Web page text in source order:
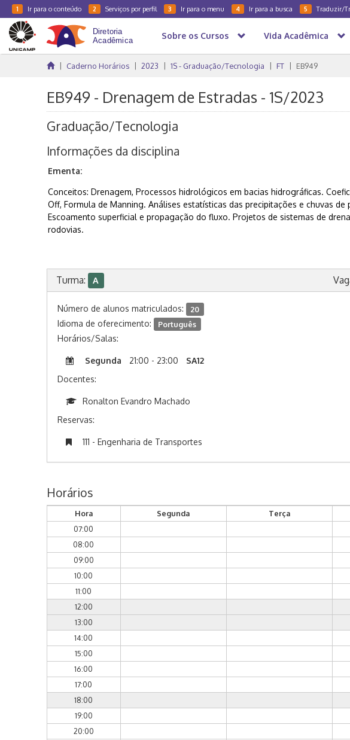
1 Ir para o conteúdo 2 Serviços por perfil 3 Ir para o menu 4 Ir para a busca 5 Traduzir/
Sobre os Cursos Vida Acadêmica
Caderno Horários 2023 1S - Graduação/Tecnologia FT EB949
EB949 - Drenagem de Estradas - 1S/2023
Graduação/Tecnologia
Informações da disciplina
Ementa:
Conceitos: Drenagem, Processos hidrológicos em bacias hidrográficas.
Off, Formula de Manning. Análises estatísticas das precipitações e chuvas de
Escoamento superficial e propagação do fluxo. Projetos de sistemas de
rodovias.
Turma: A
Número de alunos matriculados: 20
Idioma de oferecimento: Português
Horários/Salas:
Segunda 21:00 - 23:00
SA12
Docentes:
Ronalton Evandro Machado
Reservas:
111 - Engenharia de Transportes
Horários
Hora Segunda Terça
07:00
08:00
09:00
10:00
11:00
12:00
13:00
14:00
15:00
16:00
17:00
18:00
19:00
20:00